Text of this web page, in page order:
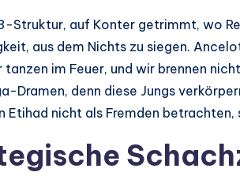
auf Konter getrimmt, wo
aus dem Nichts zu siegen.
tanzen im Feuer, und wir brennen
Dramen, denn diese Jungs
Etihad nicht als Fremden betrachten,